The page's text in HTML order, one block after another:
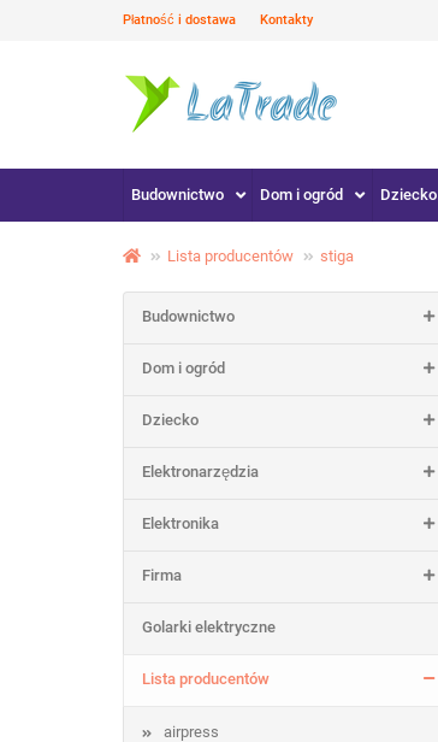
Płatność i dostawa Kontakty
Budownictwo Dom i ogród Dziecko
Lista producentów stiga
Budownictwo
Dom i ogród
Dziecko
Elektronarzędzia
Elektronika
Firma
Golarki elektryczne
Lista producentów
airpress